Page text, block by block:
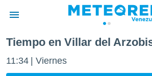
de
Tiempo en Villar del
11:34 Viernes